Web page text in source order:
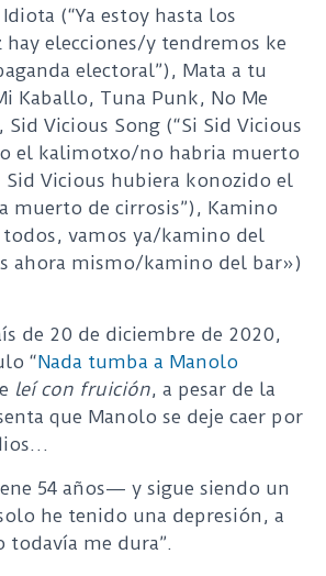
(“Ya estoy hasta los
elecciones/y tendremos ke
electoral”), Mata a tu
Kaballo, Tuna Punk, No Me
Sid Vicious Song (“Si Sid Vicious
el kalimotxo/no habria muerto
Sid Vicious hubiera konozido el
muerto de cirrosis”), Kamino
todos, vamos ya/kamino del
ahora mismo/kamino del bar»)
de 20 de diciembre de 2020,
“Nada tumba a Manolo
leí con fruición, a pesar de la
que Manolo se deje caer por
54 años— y sigue siendo un
he tenido una depresión, a
todavía me dura”.